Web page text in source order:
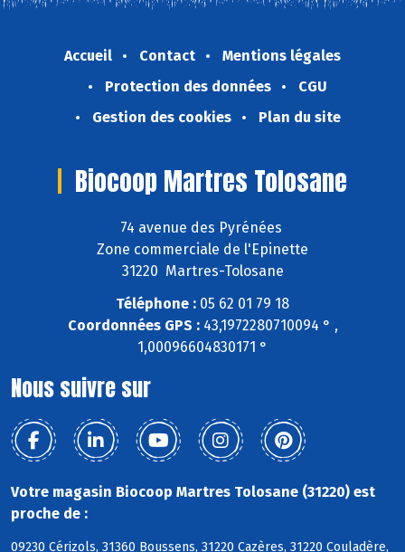
Accueil Contact
Mentions légales
Protection des données
CGU
Gestion des cookies
Plan du site
Biocoop Martres Tolosane
74 avenue des Pyrénées
Zone commerciale de l'Epinette
31220 Martres-Tolosane
Téléphone : 05 62 01 79 18
Coordonnées GPS :43,1972280710094 ° ,
1,00096604830171 °
Nous suivre sur
Votre magasin Biocoop Martres Tolosane (31220) est
proche de :
09230 Cérizols, 31360 Boussens, 31220 Cazères, 31220 Couladère,